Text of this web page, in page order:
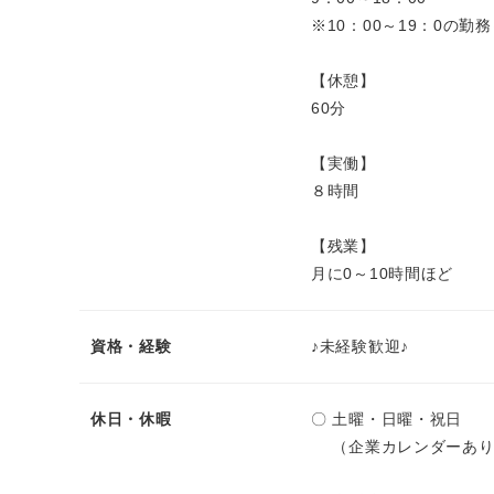
※10：00～19：0の勤務
【休憩】
60分
【実働】
８時間
【残業】
月に0～10時間ほど
資格・経験 ♪未経験歓迎♪
休日・休暇
〇 土曜・日曜・祝日
（企業カレンダーあり